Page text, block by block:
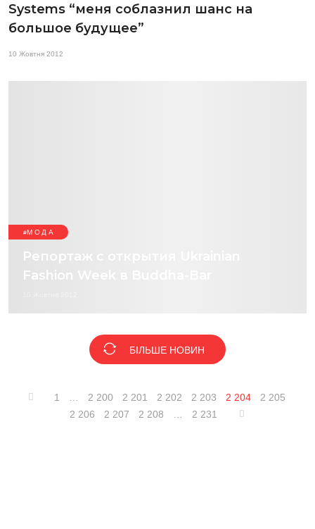
Systems “меня соблазнил шанс на
большое будущее”
10 Жовтня 2012
МОДА
Репортаж с открытия Ukrainian
Fashion Week в Buddha-Bar
БІЛЬШЕ НОВИН
1 2 200 2 201 2 202 2 203 2 204
2 205
2 206
2 207 2 208 2 231